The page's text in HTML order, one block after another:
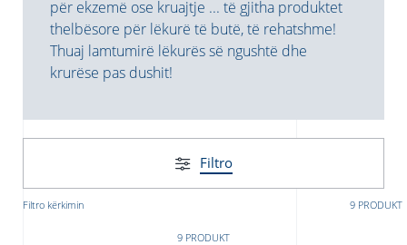
për ekzemë ose kruajtje ... të gjitha produktet
thelbësore për lëkurë të butë, të rehatshme!
Thuaj lamtumirë lëkurës së ngushtë dhe
krurëse pas dushit!
Filtro
Filtro kërkimin 9 PRODUKT
9 PRODUKT